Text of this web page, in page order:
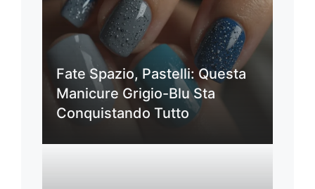
Fate Spazio, Pastelli: Questa
Manicure Grigio-Blu Sta
Conquistando Tutto